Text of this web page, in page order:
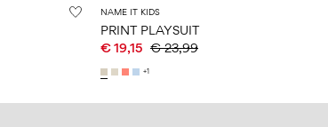
NAME IT KIDS
PRINT PLAYSUIT
€ 19,15 € 23,99
+1